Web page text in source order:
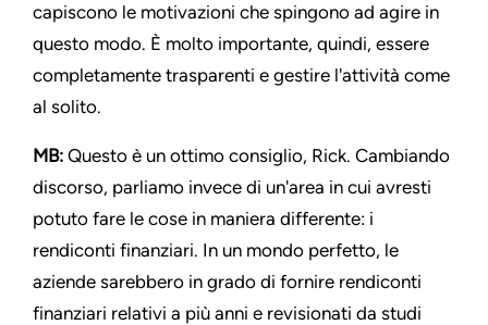
capiscono le motivazioni che spingono ad agire in
questo modo. È molto importante, quindi, essere
completamente trasparenti e gestire l'attività come
al solito.
MB: Questo è un ottimo consiglio, Rick. Cambiando
discorso, parliamo invece di un'area in cui avresti
potuto fare le cose in maniera differente: i
rendiconti finanziari. In un mondo perfetto, le
aziende sarebbero in grado di fornire rendiconti
finanziari relativi a più anni e revisionati da studi